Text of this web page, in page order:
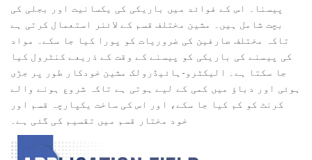
پیسنا۔ اس کے فوائد میں باریکی کی یکسانیت اور بجلی کی
بچت شامل ہیں۔ مشین مختلف قسم کے لائنر استعمال کرتی ہے
تاکہ مختلف صارفین کی ضروریات کو پورا کیا جا سکے۔ مواد
کی پیسنے کی باریکی کو پیسنے کے وقت کے ذریعے کنٹرول کیا
جا سکتا ہے۔ الیکٹرو-ہائیڈرولک مشین خودکار طور پر جڑی
ہوئی اور دباؤ میں کمی کے لیے ہوتی ہے تاکہ شروع ہونے والے
کرنٹ کو کم کیا جا سکے، اور اس کی ساخت یکپارچہ قسم اور
خود مختار قسم میں تقسیم کی گئی ہے۔